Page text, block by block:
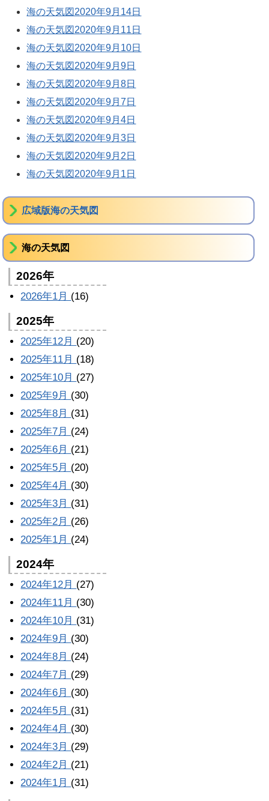
海の天気図2020年9月14日
海の天気図2020年9月11日
海の天気図2020年9月10日
海の天気図2020年9月9日
海の天気図2020年9月8日
海の天気図2020年9月7日
海の天気図2020年9月4日
海の天気図2020年9月3日
海の天気図2020年9月2日
海の天気図2020年9月1日
広域版海の天気図
海の天気図
2026年
2026年1月 (16)
2025年
2025年12月 (20)
2025年11月 (18)
2025年10月 (27)
2025年9月 (30)
2025年8月 (31)
2025年7月 (24)
2025年6月 (21)
2025年5月 (20)
2025年4月 (30)
2025年3月 (31)
2025年2月 (26)
2025年1月 (24)
2024年
2024年12月 (27)
2024年11月 (30)
2024年10月 (31)
2024年9月 (30)
2024年8月 (24)
2024年7月 (29)
2024年6月 (30)
2024年5月 (31)
2024年4月 (30)
2024年3月 (29)
2024年2月 (21)
2024年1月 (31)